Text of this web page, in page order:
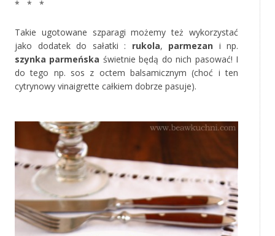
* * *
Takie ugotowane szparagi możemy też wykorzystać
jako dodatek do sałatki : rukola, parmezan i np.
szynka parmeńska świetnie będą do nich pasować! I
do tego np. sos z octem balsamicznym (choć i ten
cytrynowy vinaigrette całkiem dobrze pasuje).